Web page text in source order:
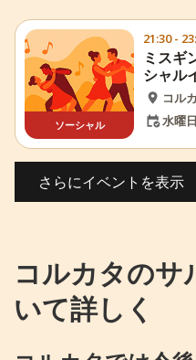
ソーシャル
21:30 -
ミスギ
シャル
コル
水曜
さらにイベントを表示
コルカタのサ
いて詳しく